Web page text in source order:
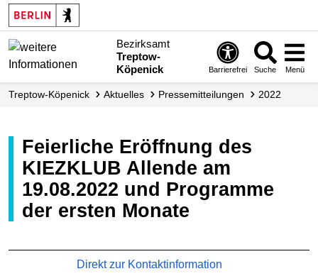
Bezirksamt
Treptow-
Köpenick
Barrierefrei Suche Menü
Treptow-Köpenick Aktuelles Presse­mitteilungen 2022
Feierliche Eröffnung des
KIEZKLUB Allende am
19.08.2022 und Programme
der ersten Monate
Direkt zur Kontaktinformation